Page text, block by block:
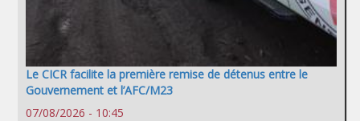
Le CICR facilite la première remise de détenus entre le
Gouvernement et l’AFC/M23
07/08/2026 - 10:45